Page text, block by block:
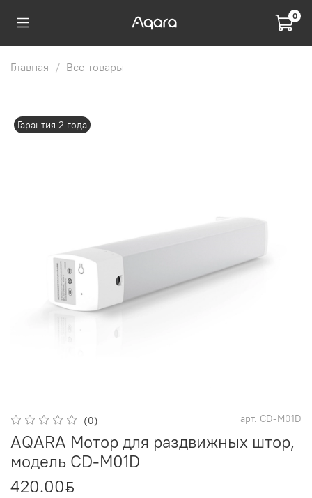
0
Главная Все товары
Гарантия 2 года
(0) арт. CD-M01D
AQARA Мотор для раздвижных штор,
модель CD-M01D
420.00ƃ